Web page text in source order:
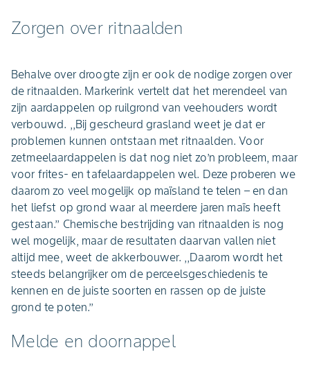
Zorgen over ritnaalden
Behalve over droogte zijn er ook de nodige zorgen over
de ritnaalden. Markerink vertelt dat het merendeel van
zijn aardappelen op ruilgrond van veehouders wordt
verbouwd. ,,Bij gescheurd grasland weet je dat er
problemen kunnen ontstaan met ritnaalden. Voor
zetmeelaardappelen is dat nog niet zo’n probleem, maar
voor frites- en tafelaardappelen wel. Deze proberen we
daarom zo veel mogelijk op maïsland te telen – en dan
het liefst op grond waar al meerdere jaren maïs heeft
gestaan.’’ Chemische bestrijding van ritnaalden is nog
wel mogelijk, maar de resultaten daarvan vallen niet
altijd mee, weet de akkerbouwer. ,,Daarom wordt het
steeds belangrijker om de perceelsgeschiedenis te
kennen en de juiste soorten en rassen op de juiste
grond te poten.’’
Melde en doornappel